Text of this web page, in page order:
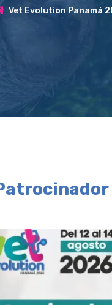
Vet Evolution Panamá